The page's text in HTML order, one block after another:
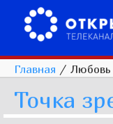
Главная / Любовь
Точка